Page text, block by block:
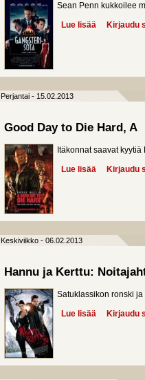
Sean Penn kukkoilee
Lue lisää about
Kirjaudu
Perjantai - 15.02.2013
Good Day to Die Hard, A
Itäkonnat saavat
Lue lisää about
Kirjaudu
Keskiviikko - 06.02.2013
Hannu ja Kerttu:
Satuklassikon ronski
Lue lisää about
Kirjaudu